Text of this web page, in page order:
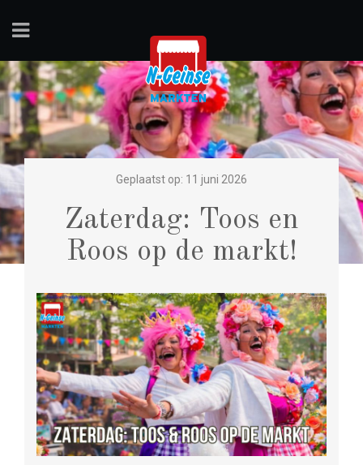
Geplaatst op: 11 juni 2026
Zaterdag: Toos en
Roos op de markt!